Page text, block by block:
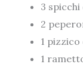
3
2
1
1